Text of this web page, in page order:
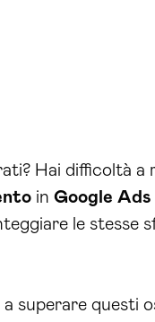
Hai difficoltà a
in Google Ads
le stesse
questi